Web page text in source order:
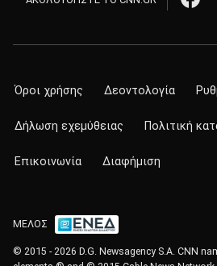
Όροι χρήσης Δεοντολογία
Δήλωση εχεμύθειας Πολιτική
Επικοινωνία Διαφήμιση
ΜΕΛΟΣ
© 2015 - 2026 D.G. Newsagency S.A. CNN